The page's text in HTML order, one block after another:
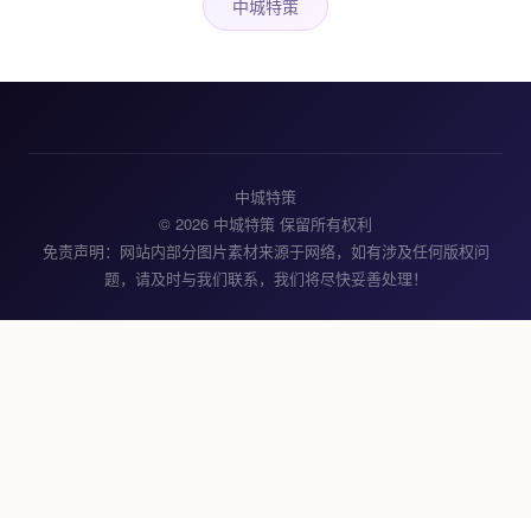
中城特策
中城特策
© 2026 中城特策 保留所有权利
免责声明：网站内部分图片素材来源于网络，如有涉及任何版权问
题，请及时与我们联系，我们将尽快妥善处理！